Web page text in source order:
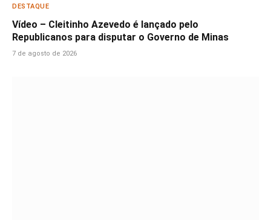
DESTAQUE
Vídeo – Cleitinho Azevedo é lançado pelo
Republicanos para disputar o Governo de Minas
7 de agosto de 2026